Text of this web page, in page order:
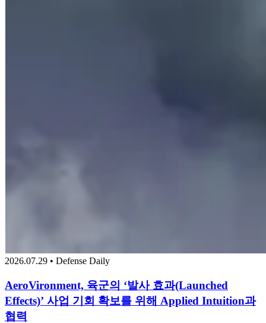
2026.07.29 • Defense Daily
AeroVironment, 육군의 ‘발사 효과(Launched
Effects)’ 사업 기회 확보를 위해 Applied Intuition과
협력